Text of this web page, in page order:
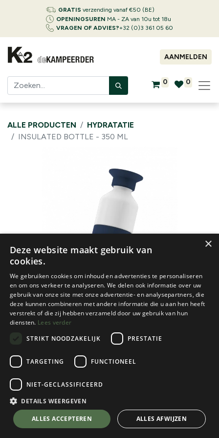
GRATIS verzending vanaf €50 (BE)
OPENINGSUREN MA - ZA van 10u tot 18u
VRAGEN OF ADVIES?+32 (0)3 361 05 60
AANMELDEN
0 0
ALLE PRODUCTEN
HYDRATATIE
INSULATED BOTTLE - 350 ML
Dopper
Insulated Bottle - 350 ml
Breaker Blue
Kies een kleur
💬 Stel je vraag over dit product via WhatsApp
×
Deze website maakt gebruik van
cookies.
We gebruiken cookies om inhoud en advertenties te personaliseren
en om ons verkeer te analyseren. We delen ook informatie over uw
gebruik van onze site met onze advertentie- en analysepartners, die
deze kunnen combineren met andere informatie die u aan hen heeft
verstrekt of die zij hebben verzameld door uw gebruik van hun
diensten. Lees verder
STRIKT NOODZAKELIJK
PRESTATIE
TARGETING FUNCTIONEEL
NIET-GECLASSIFICEERD
DETAILS WEERGEVEN
ALLES ACCEPTEREN ALLES AFWIJZEN